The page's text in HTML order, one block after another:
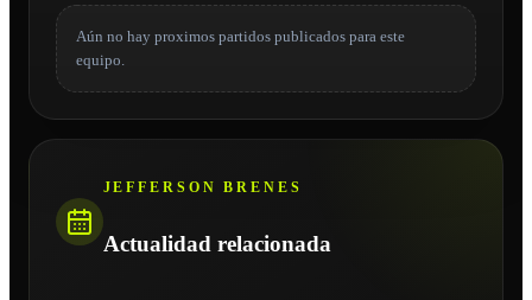
Aún no hay proximos partidos publicados para este
equipo.
JEFFERSON BRENES
Actualidad relacionada